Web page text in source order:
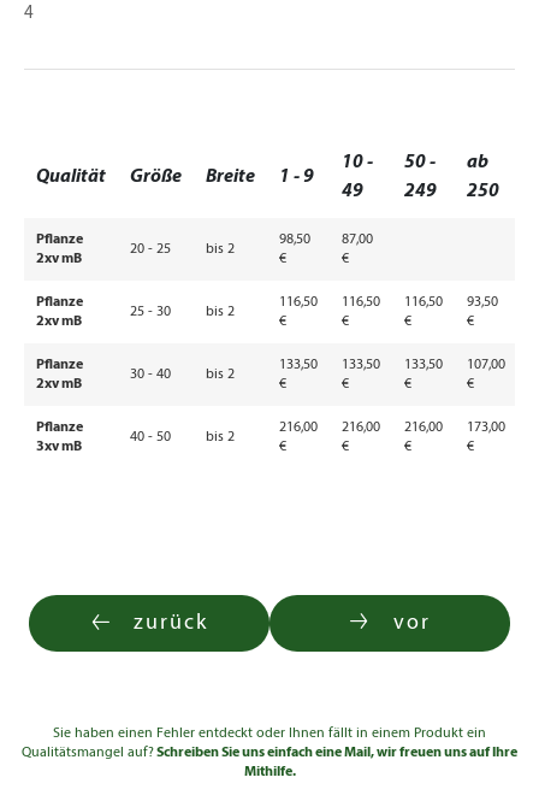
4
Qualität Größe Breite 1 - 9
10 -
49
50 -
249
ab
250
Pflanze
2xv mB
20 - 25 bis 2
98,50
€
87,00
€
Pflanze
2xv mB
25 - 30 bis 2
116,50
€
116,50
€
116,50
€
93,50
€
Pflanze
2xv mB
30 - 40 bis 2
133,50
€
133,50
€
133,50
€
107,00
€
Pflanze
3xv mB
40 - 50 bis 2
216,00
€
216,00
€
216,00
€
173,00
€
zurück vor
Sie haben einen Fehler entdeckt oder Ihnen fällt in einem Produkt ein
Qualitätsmangel auf?Schreiben Sie uns einfach eine Mail, wir freuen uns auf Ihre
Mithilfe.